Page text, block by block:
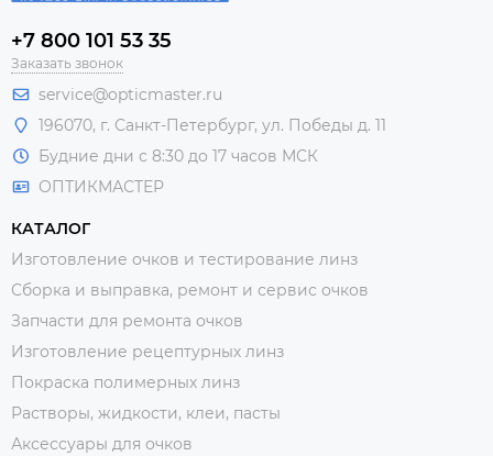
+7 800 101 53 35
Заказать звонок
service@opticmaster.ru
196070, г. Санкт-Петербург, ул. Победы д. 11
Будние дни с 8:30 до 17 часов МСК
ОПТИКМАСТЕР
КАТАЛОГ
Изготовление очков и тестирование линз
Сборка и выправка, ремонт и сервис очков
Запчасти для ремонта очков
Изготовление рецептурных линз
Покраска полимерных линз
Растворы, жидкости, клеи, пасты
Аксессуары для очков